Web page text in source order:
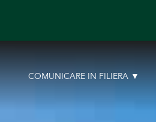
COMUNICARE IN FILIERA